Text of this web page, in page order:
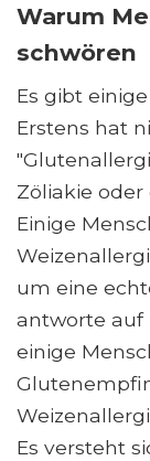
Warum
schwören
Es gibt
Erstens hat
Zöliakie
Einige
um eine
antworte auf
einige
Es versteht